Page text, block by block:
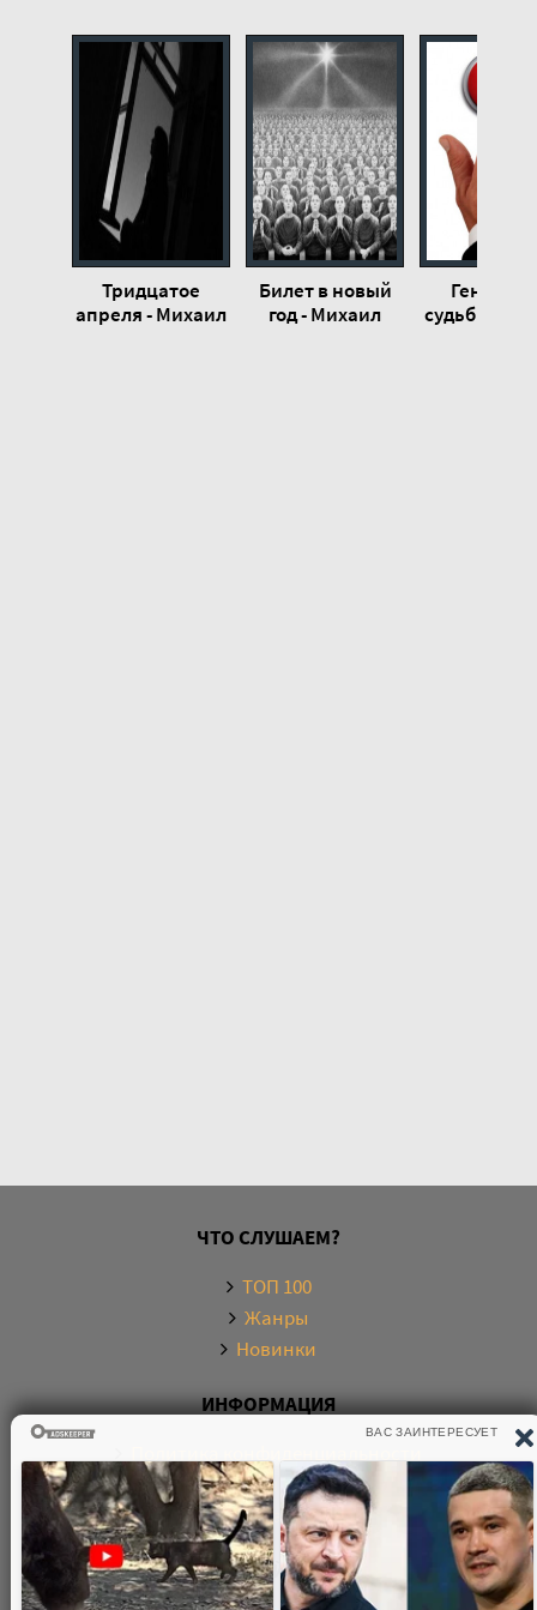
Тридцатое
апреля - Михаил
Билет в новый
год - Михаил
судьбы -
ЧТО СЛУШАЕМ?
ТОП 100
Жанры
Новинки
ИНФОРМАЦИЯ
Правообладателям
Обратная связь
О САЙТЕ